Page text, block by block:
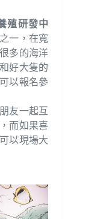
殖研發中
一，在寬
多的海洋
好大隻的
以報名參
友一起互
而如果喜
以現場大